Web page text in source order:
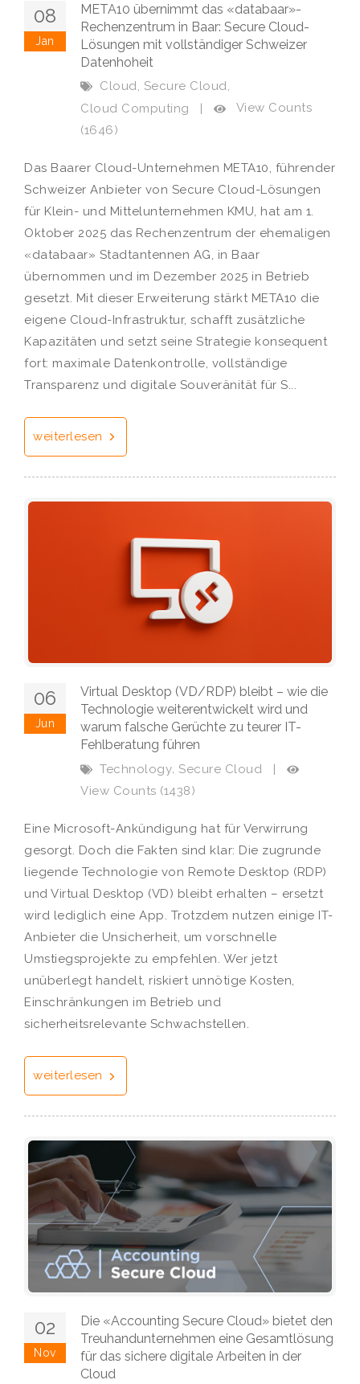
08
Jan
META10 übernimmt das «databaar»-
Rechenzentrum in Baar: Secure Cloud-
Lösungen mit vollständiger Schweizer
Datenhoheit
Cloud, Secure Cloud,
Cloud Computing
|
View Counts
(1646)
Das Baarer Cloud-Unternehmen META10, führender
Schweizer Anbieter von Secure Cloud-Lösungen
für Klein- und Mittelunternehmen KMU, hat am 1.
Oktober 2025 das Rechenzentrum der ehemaligen
«databaar» Stadtantennen AG, in Baar
übernommen und im Dezember 2025 in Betrieb
gesetzt. Mit dieser Erweiterung stärkt META10 die
eigene Cloud-Infrastruktur, schafft zusätzliche
Kapazitäten und setzt seine Strategie konsequent
fort: maximale Datenkontrolle, vollständige
Transparenz und digitale Souveränität für S...
weiterlesen
06
Jun
Virtual Desktop (VD/RDP) bleibt – wie die
Technologie weiterentwickelt wird und
warum falsche Gerüchte zu teurer IT-
Fehlberatung führen
Technology, Secure Cloud
|
View Counts (1438)
Eine Microsoft-Ankündigung hat für Verwirrung
gesorgt. Doch die Fakten sind klar: Die zugrunde
liegende Technologie von Remote Desktop (RDP)
und Virtual Desktop (VD) bleibt erhalten – ersetzt
wird lediglich eine App. Trotzdem nutzen einige IT-
Anbieter die Unsicherheit, um vorschnelle
Umstiegsprojekte zu empfehlen. Wer jetzt
unüberlegt handelt, riskiert unnötige Kosten,
Einschränkungen im Betrieb und
sicherheitsrelevante Schwachstellen.
weiterlesen
02
Nov
Die «Accounting Secure Cloud» bietet den
Treuhandunternehmen eine Gesamtlösung
für das sichere digitale Arbeiten in der
Cloud